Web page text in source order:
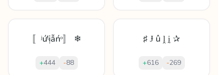
〚ʲứᶪịẫńᵒ〛 ❄
+444 -88
♯ Ɉ û ḽ ḭ ✰
+616 -269